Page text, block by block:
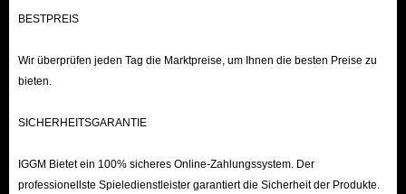
BESTPREIS
Wir überprüfen jeden Tag die Marktpreise, um Ihnen die besten Preise zu
bieten.
SICHERHEITSGARANTIE
IGGM Bietet ein 100% sicheres Online-Zahlungssystem. Der
professionellste Spieledienstleister garantiert die Sicherheit der Produkte.